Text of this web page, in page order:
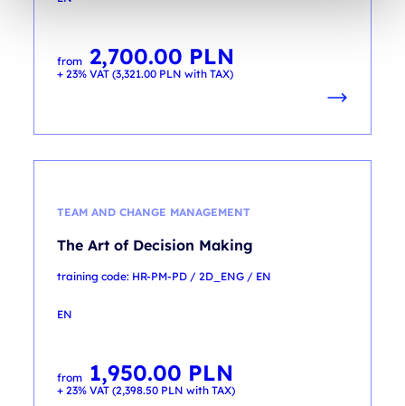
from 2,700.00 PLN
+ 23% VAT (3,321.00 PLN with TAX)
TEAM AND CHANGE MANAGEMENT
The Art of Decision Making
training code: HR-PM-PD / 2D_ENG / EN
EN
from 1,950.00 PLN
+ 23% VAT (2,398.50 PLN with TAX)